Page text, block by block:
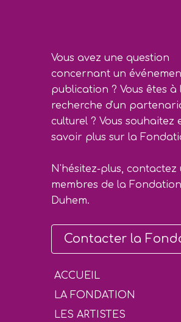
Vous avez une question
concernant un
publication ? Vous êtes à
recherche d'un
culturel ? Vous souhaitez
savoir plus sur la
N'hésitez-plus, contactez
membres de la
Duhem.
Contacter la
ACCUEIL
LA FONDATION
LES ARTISTES